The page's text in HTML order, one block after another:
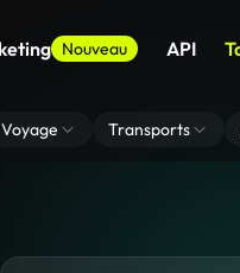
Nouveau API
Voyage Transports